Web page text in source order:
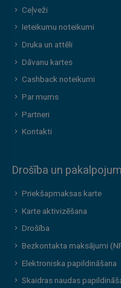
Ceļveži
Ieteikumu noteikumi
Druka un attēli
Dāvanu kartes
Cashback noteikumi
Par mums
Partneri
Kontakti
Drošība un
Priekšapmaksas karte
Karte aktivizēšana
Drošība
Bezkontakta maksājumi
Elektroniska papildināšana
Skaidras naudas